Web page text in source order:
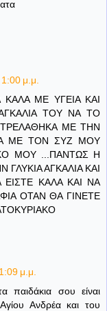
μ.μ.
ΜΕ ΥΓΕΙΑ ΚΑΙ
ΤΟΥ ΝΑ ΤΟ
ΜΕ ΤΗΝ
ΜΕ ΤΟΝ ΣΥΖ ΜΟΥ
ΜΟΥ ...ΠΑΝΤΩΣ Η
ΑΓΚΑΛΙΑ ΚΑΙ
ΚΑΛΑ ΚΑΙ ΝΑ
ΟΤΑΝ ΘΑ ΓΙΝΕΤΕ
μ.μ.
σου είναι
Ανδρέα και του